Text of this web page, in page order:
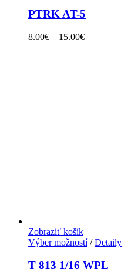
PTRK AT-5
8.00€ – 15.00€
Zobraziť košík
Výber možností/ Detaily
T 813 1/16 WPL